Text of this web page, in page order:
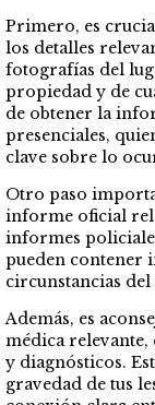
Primero, es
los detalles
fotografías del
propiedad y de
de obtener la
presenciales,
clave sobre lo
Otro paso
informe oficial
informes
pueden contener
circunstancias
Además, es
médica
y diagnósticos.
gravedad de tus